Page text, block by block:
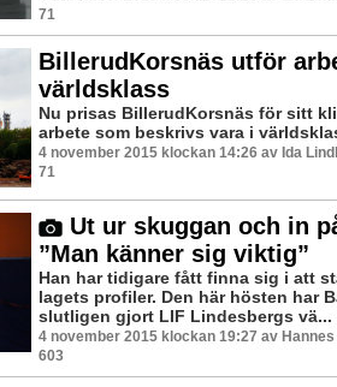
71
BillerudKorsnäs utför
världsklass
Nu prisas BillerudKorsnäs för sitt
arbete som beskrivs vara i
4 november 2015 klockan 14:26 av Ida
71
Ut ur skuggan och in
”Man känner sig viktig”
Han har tidigare fått finna sig i att
lagets profiler. Den här hösten har
slutligen gjort LIF Lindesbergs vä...
4 november 2015 klockan 19:27 av Hannes
603